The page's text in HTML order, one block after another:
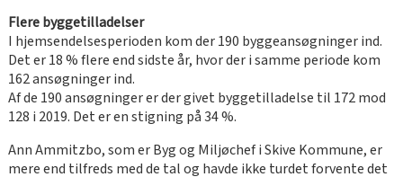
Flere byggetilladelser
I hjemsendelsesperioden kom der 190 byggeansøgninger ind.
Det er 18 % flere end sidste år, hvor der i samme periode kom
162 ansøgninger ind.
Af de 190 ansøgninger er der givet byggetilladelse til 172 mod
128 i 2019. Det er en stigning på 34 %.
Ann Ammitzbo, som er Byg og Miljøchef i Skive Kommune, er
mere end tilfreds med de tal og havde ikke turdet forvente det